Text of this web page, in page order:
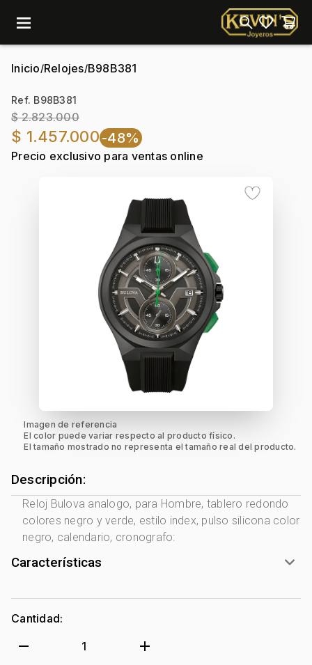
menu
Inicio/Relojes/B98B381
Ref. B98B381
$ 2.823.000
$ 1.457.000 -48%
Precio exclusivo para ventas online
Imagen de referencia
El color puede variar respecto al producto físico.
El tamaño mostrado no representa el tamaño real del producto.
Descripción:
Reloj Bulova analogo, para Hombre, tablero redondo
colores negro y verde, estilo index, pulso silicona color
negro, calendario, cronografo:
Características
Marca: Bulova
Género:
Luminiscente:
Forma de caja:
Redondo
Cantidad:
remove 1 add